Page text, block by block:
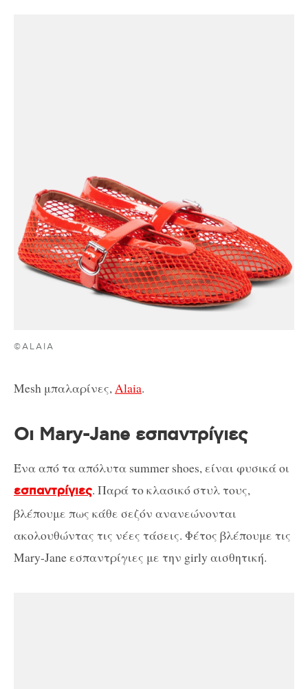
©ALAIA
Mesh μπαλαρίνες, Alaia.
Οι Mary-Jane εσπαντρίγιες
Ένα από τα απόλυτα summer shoes, είναι φυσικά οι
εσπαντρίγιες. Παρά το κλασικό στυλ τους,
βλέπουμε πως κάθε σεζόν ανανεώνονται
ακολουθώντας τις νέες τάσεις. Φέτος βλέπουμε τις
Mary-Jane εσπαντρίγιες με την girly αισθητική.